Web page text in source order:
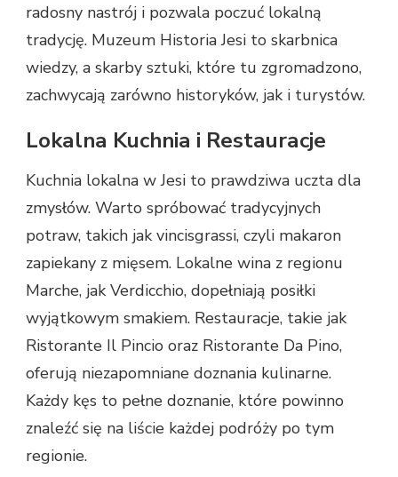
radosny nastrój i pozwala poczuć lokalną
tradycję. Muzeum Historia Jesi to skarbnica
wiedzy, a skarby sztuki, które tu zgromadzono,
zachwycają zarówno historyków, jak i turystów.
Lokalna Kuchnia i Restauracje
Kuchnia lokalna w Jesi to prawdziwa uczta dla
zmysłów. Warto spróbować tradycyjnych
potraw, takich jak vincisgrassi, czyli makaron
zapiekany z mięsem. Lokalne wina z regionu
Marche, jak Verdicchio, dopełniają posiłki
wyjątkowym smakiem. Restauracje, takie jak
Ristorante Il Pincio oraz Ristorante Da Pino,
oferują niezapomniane doznania kulinarne.
Każdy kęs to pełne doznanie, które powinno
znaleźć się na liście każdej podróży po tym
regionie.